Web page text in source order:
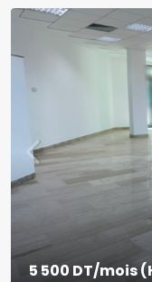
5 500 DT/mois